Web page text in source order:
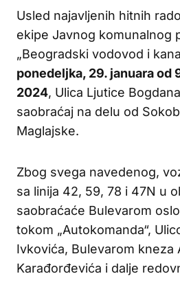
Usled najavljenih hitnih
ekipe Javnog komunalnog
„Beogradski vodovod i
ponedeljka, 29. januara od
2024, Ulica Ljutice
saobraćaj na delu od
Maglajske.
Zbog svega navedenog,
sa linija 42, 59, 78 i 47N u
saobraćaće Bulevarom
tokom „Autokomanda“,
Ivkovića, Bulevarom kneza
Karađorđevića i dalje